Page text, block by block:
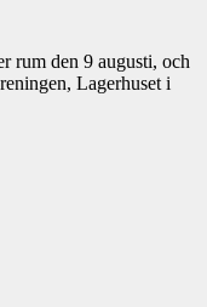
rum den 9 augusti, och
Lagerhuset i